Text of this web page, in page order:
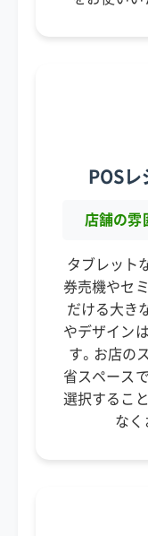
POSレ
店舗の雰
タブレット
券売機やセ
だける大き
やデザイン
す。お店の
省スペース
選択するこ
なく